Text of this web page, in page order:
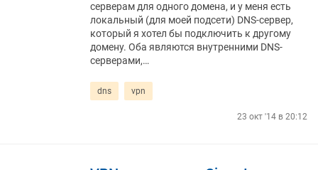
серверам для одного домена, и у меня есть
локальный (для моей подсети) DNS-сервер,
который я хотел бы подключить к другому
домену. Оба являются внутренними DNS-
серверами,…
dns vpn
23 окт '14 в 20:12